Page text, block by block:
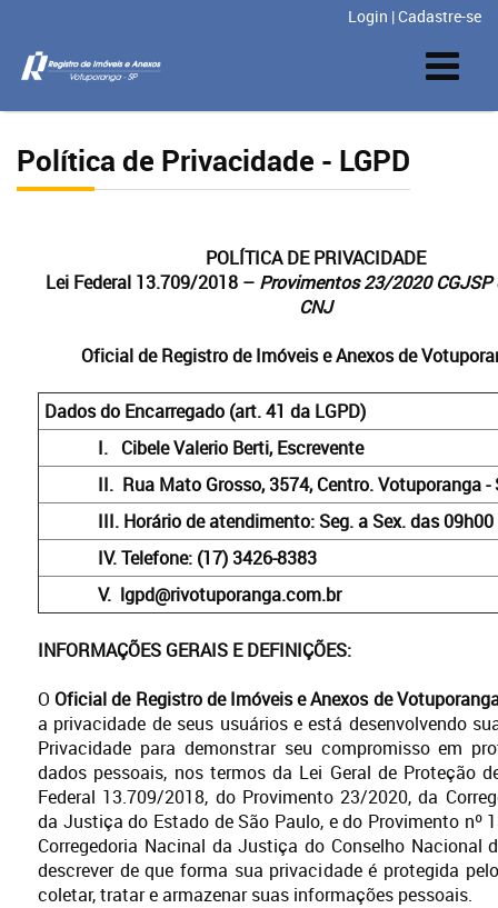
Login |Cadastre-se
Política de Privacidade - LGPD
POLÍTICA DE PRIVACIDADE
Lei Federal 13.709/2018 – Provimentos 23/2020
CNJ
Oficial de Registro de Imóveis e Anexos de
Dados do Encarregado (art. 41 da LGPD)
I. Cibele Valerio Berti, Escrevente
II. Rua Mato Grosso, 3574, Centro. Votuporanga -
III. Horário de atendimento: Seg. a Sex. das
IV.Telefone: (17) 3426-8383
V. lgpd@rivotuporanga.com.br
INFORMAÇÕES GERAIS E DEFINIÇÕES:
OOficial de Registro de Imóveis e Anexos de
a privacidade de seus usuários e está desenvolvendo
Privacidade para demonstrar seu compromisso em
dados pessoais, nos termos da Lei Geral de Proteção
Federal 13.709/2018, do Provimento 23/2020, da
da Justiça do Estado de São Paulo, e do Provimento nº
Corregedoria Nacinal da Justiça do Conselho Nacional
descrever de que forma sua privacidade é protegida
coletar, tratar e armazenar suas informações pessoais.